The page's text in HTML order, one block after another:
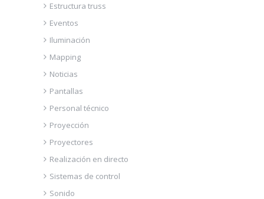
Estructura truss
Eventos
Iluminación
Mapping
Noticias
Pantallas
Personal técnico
Proyección
Proyectores
Realización en directo
Sistemas de control
Sonido